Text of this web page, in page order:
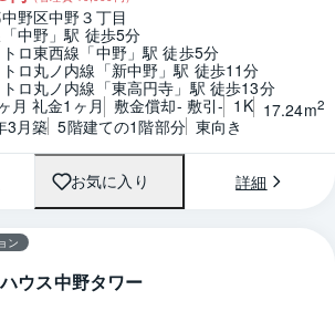
野区中野３丁目
中野」駅 徒歩5分
ロ東西線「中野」駅 徒歩5分
ロ丸ノ内線「新中野」駅 徒歩11分
ロ丸ノ内線「東高円寺」駅 徒歩13分
月 礼金1ヶ月 敷金償却- 敷引- 1K 17.24m2
3月築 5階建ての1階部分 東向き
お気に入り 詳細
1 / 0 間取り
ン
ウス中野タワー